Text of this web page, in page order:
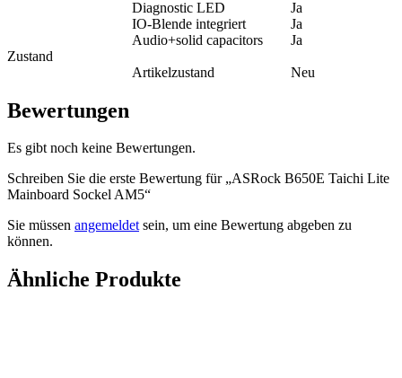
Diagnostic LED
Ja
I​O-Blende integriert
Ja
Audio+solid capacitors
Ja
Zustand
Artikelzustand
Neu
Bewertungen
Es gibt noch keine Bewertungen.
Schreiben Sie die erste Bewertung für „ASRock B650E Taichi Lite
Mainboard Sockel AM5“
Sie müssen angemeldetsein, um eine Bewertung abgeben zu
können.
Ähnliche Produkte